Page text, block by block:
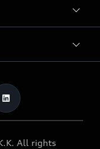
All rights